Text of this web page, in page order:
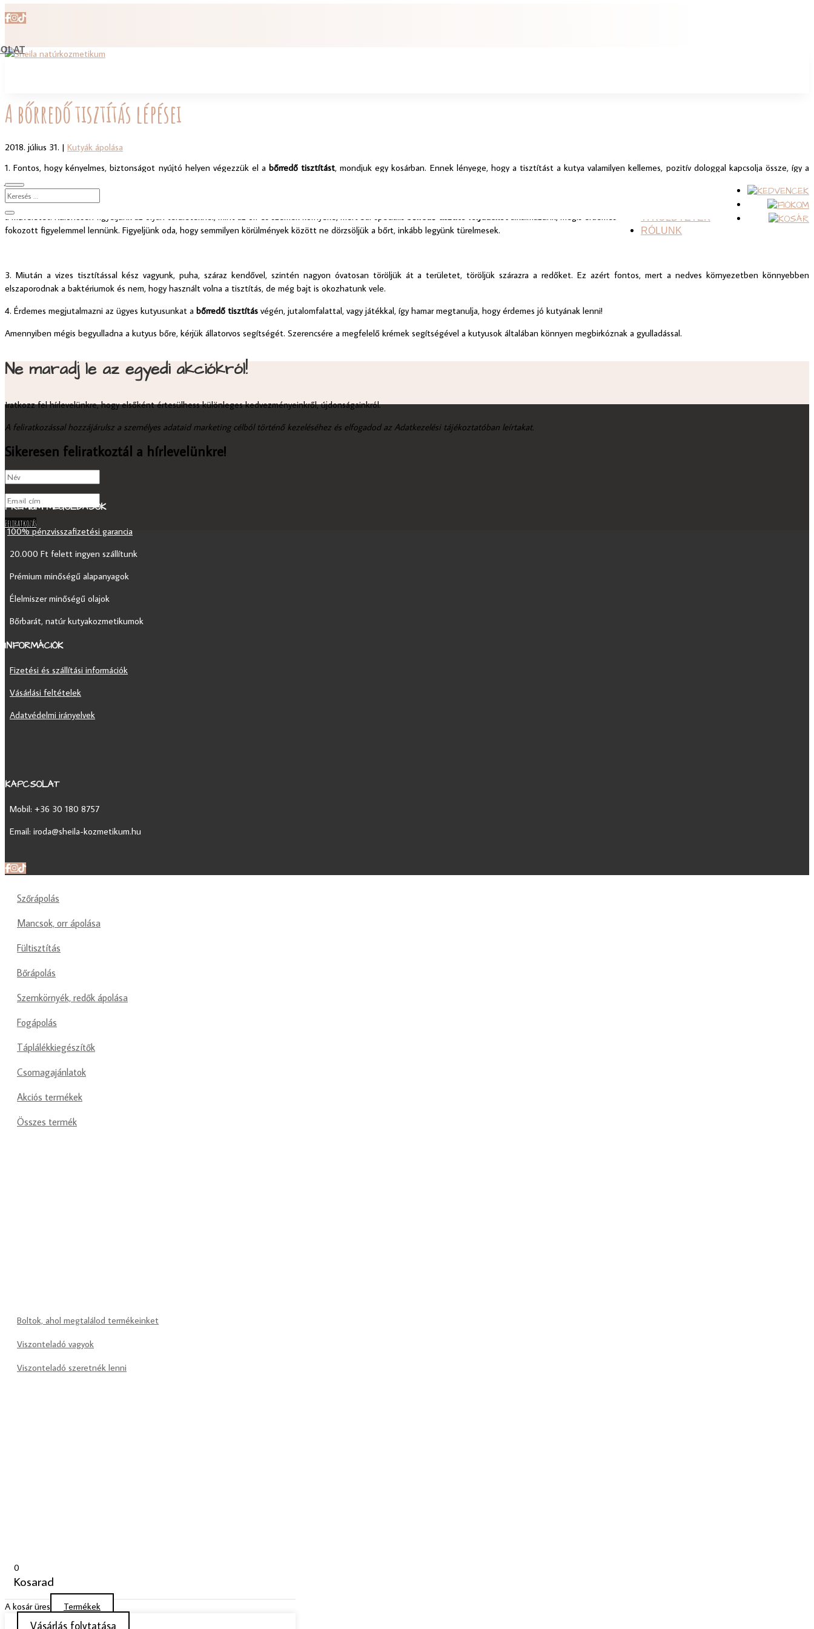
TI KÜLDTÉTEK
RÓLUNK
A bőrredő tisztítás lépései
2018. július 31. | Kutyák ápolása
1. Fontos, hogy kényelmes, biztonságot nyújtó helyen végezzük el a bőrredő tisztítást, mondjuk egy kosárban. Ennek lényege, hogy a tisztítást a kutya valamilyen kellemes, pozitív dologgal kapcsolja össze, így a
jövőben sem lesz gondunk a tevékenység elvégzésével.
2. A bőrredő tisztításhoz
a műveletet. Különösen figyeljünk az olyan területeknél, mint az orr és szemek környéke, mert bár speciális bőrredő tisztító folyadékot alkalmazunk, mégis érdemes
fokozott figyelemmel lennünk. Figyeljünk oda, hogy semmilyen körülmények között ne dörzsöljük a bőrt, inkább legyünk türelmesek.
3. Miután a vizes tisztítással kész vagyunk, puha, száraz kendővel, szintén nagyon óvatosan töröljük át a területet, töröljük szárazra a redőket. Ez azért fontos, mert a nedves környezetben könnyebben
elszaporodnak a baktériumok és nem, hogy használt volna a tisztítás, de még bajt is okozhatunk vele.
4. Érdemes megjutalmazni az ügyes kutyusunkat a bőrredő tisztítás végén, jutalomfalattal, vagy játékkal, így hamar megtanulja, hogy érdemes jó kutyának lenni!
Amennyiben mégis begyulladna a kutyus bőre, kérjük állatorvos segítségét. Szerencsére a megfelelő krémek segítségével a kutyusok általában könnyen megbirkóznak a gyulladással.
Ne maradj le az egyedi akciókról!
Iratkozz fel hírlevelünkre, hogy elsőként értesülhess különleges kedvezményeinkről, újdonságainkról.
A feliratkozással hozzájárulsz a személyes adataid marketing célból történő kezeléséhez és elfogadod az Adatkezelési tájékoztatóban leírtakat.
Sikeresen feliratkoztál a hírlevelünkre!
Feliratkozás
PRÉMIUM MEGOLDÁSOK
100% pénzvisszafizetési garancia
20.000 Ft felett ingyen szállítunk
Prémium minőségű alapanyagok
Élelmiszer minőségű olajok
Bőrbarát, natúr kutyakozmetikumok
INFORMÁCIÓK
Fizetési és szállítási információk
Vásárlási feltételek
Adatvédelmi irányelvek
KAPCSOLAT
Mobil: +36 30 180 8757
Email: iroda@sheila-kozmetikum.hu
Szőrápolás
Mancsok, orr ápolása
Fültisztítás
Bőrápolás
Szemkörnyék, redők ápolása
Fogápolás
Táplálékkiegészítők
Csomagajánlatok
Akciós termékek
Összes termék
Boltok, ahol megtalálod termékeinket
Viszonteladó vagyok
Viszonteladó szeretnék lenni
0
Kosarad
A kosár üres Termékek
Vásárlás folytatása